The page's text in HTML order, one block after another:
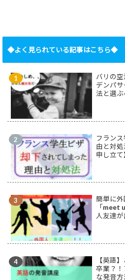
◆よく見られている記事はこちら◆
バリの空
デンパ
法と選
フラン
由と対
申し立て
簡単に
「meet
人友達
【英語
卒業？
な発音方